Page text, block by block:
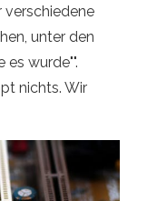
verschiedene
unter den
es wurde"".
nichts. Wir